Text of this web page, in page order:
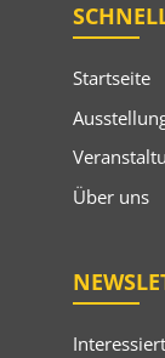
Startseite
Über uns